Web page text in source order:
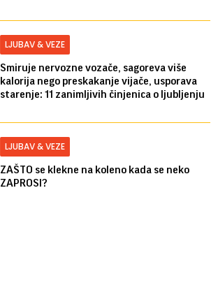
LJUBAV & VEZE
Smiruje nervozne vozače, sagoreva više
kalorija nego preskakanje vijače, usporava
starenje: 11 zanimljivih činjenica o ljubljenju
LJUBAV & VEZE
ZAŠTO se klekne na koleno kada se neko
ZAPROSI?